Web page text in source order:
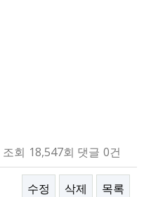
조회 18,547회 댓글 0건
수정 삭제 목록